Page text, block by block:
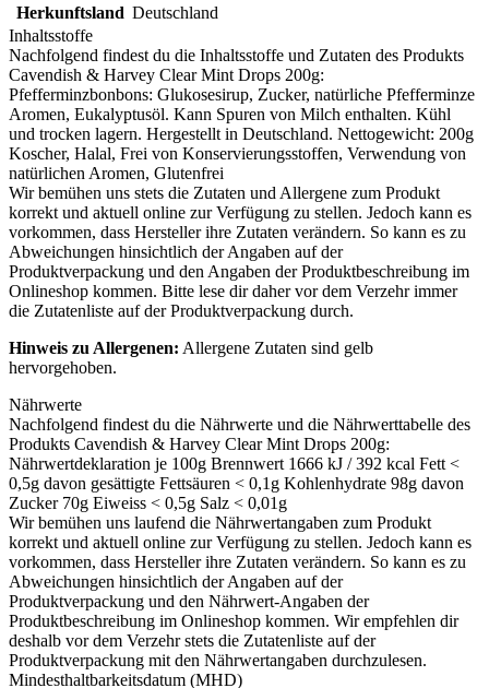
Herkunftsland Deutschland
Inhaltsstoffe
Nachfolgend findest du die Inhaltsstoffe und Zutaten des Produkts
Cavendish & Harvey Clear Mint Drops 200g:
Pfefferminzbonbons: Glukosesirup, Zucker, natürliche Pfefferminze
Aromen, Eukalyptusöl. Kann Spuren von Milch enthalten. Kühl
und trocken lagern. Hergestellt in Deutschland. Nettogewicht: 200g
Koscher, Halal, Frei von Konservierungsstoffen, Verwendung von
natürlichen Aromen, Glutenfrei
Wir bemühen uns stets die Zutaten und Allergene zum Produkt
korrekt und aktuell online zur Verfügung zu stellen. Jedoch kann es
vorkommen, dass Hersteller ihre Zutaten verändern. So kann es zu
Abweichungen hinsichtlich der Angaben auf der
Produktverpackung und den Angaben der Produktbeschreibung im
Onlineshop kommen. Bitte lese dir daher vor dem Verzehr immer
die Zutatenliste auf der Produktverpackung durch.
Hinweis zu Allergenen: Allergene Zutaten sind gelb
hervorgehoben.
Nährwerte
Nachfolgend findest du die Nährwerte und die Nährwerttabelle des
Produkts Cavendish & Harvey Clear Mint Drops 200g:
Nährwertdeklaration je 100g Brennwert 1666 kJ / 392 kcal Fett <
0,5g davon gesättigte Fettsäuren < 0,1g Kohlenhydrate 98g davon
Zucker 70g Eiweiss < 0,5g Salz < 0,01g
Wir bemühen uns laufend die Nährwertangaben zum Produkt
korrekt und aktuell online zur Verfügung zu stellen. Jedoch kann es
vorkommen, dass Hersteller ihre Zutaten verändern. So kann es zu
Abweichungen hinsichtlich der Angaben auf der
Produktverpackung und den Nährwert-Angaben der
Produktbeschreibung im Onlineshop kommen. Wir empfehlen dir
deshalb vor dem Verzehr stets die Zutatenliste auf der
Produktverpackung mit den Nährwertangaben durchzulesen.
Mindesthaltbarkeitsdatum (MHD)